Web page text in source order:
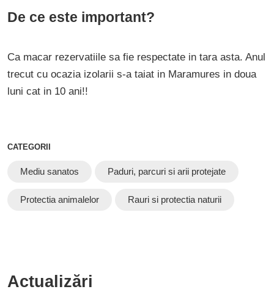
De ce este important?
Ca macar rezervatiile sa fie respectate in tara asta. Anul
trecut cu ocazia izolarii s-a taiat in Maramures in doua
luni cat in 10 ani!!
CATEGORII
Mediu sanatos Paduri, parcuri si arii protejate
Protectia animalelor Rauri si protectia naturii
Actualizări